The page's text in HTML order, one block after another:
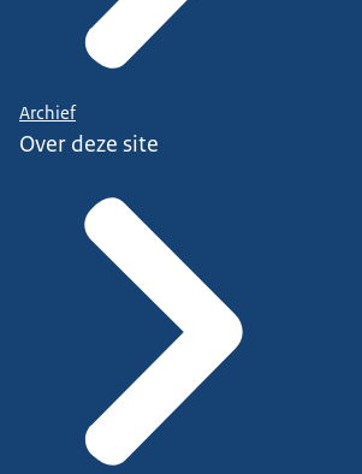
Archief
Over deze site